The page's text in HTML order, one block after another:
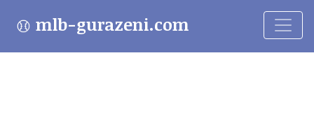
mlb-gurazeni.com